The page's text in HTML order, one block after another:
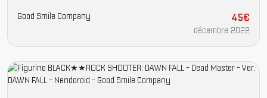
Good Smile Company 45€
décembre 2022